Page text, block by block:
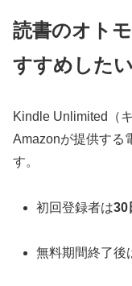
読書のオト
すすめしたい
Kindle Unlimited（
Amazonが提供する
す。
初回登録者は30
無料期間終了後